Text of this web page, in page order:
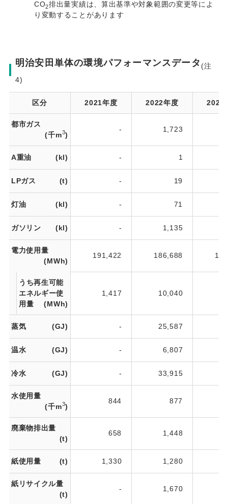
CO2排出量実績は、算出基準や対象範囲の変更等によ
り変動することがあります
明治安田単体の環境パフォーマンスデータ (注
4)
区分 2021年度 2022年度 2023
都市ガス
(千m3)
- 1,723
A重油 (kl) - 1
LPガス (t) - 19
灯油 (kl) - 71
ガソリン (kl) - 1,135
電力使用量
(MWh)
191,422 186,688
うち再生可能
エネルギー使
用量
(MWh)
1,417 10,040
蒸気 (GJ) - 25,587
温水 (GJ) - 6,807
冷水 (GJ) - 33,915
水使用量
(千m3)
844 877
廃棄物排出量
(t)
658 1,448
紙使用量 (t) 1,330 1,280
紙リサイクル量
(t)
- 1,670